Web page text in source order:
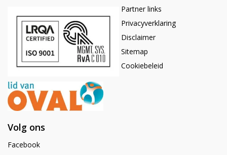
Partner links
Privacyverklaring
Disclaimer
Sitemap
Cookiebeleid
Volg ons
Facebook